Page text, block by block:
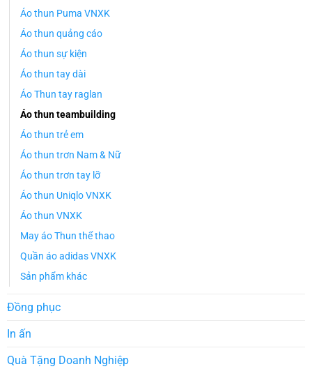
Áo thun Puma VNXK
Áo thun quảng cáo
Áo thun sự kiện
Áo thun tay dài
Áo Thun tay raglan
Áo thun teambuilding
Áo thun trẻ em
Áo thun trơn Nam & Nữ
Áo thun trơn tay lỡ
Áo thun Uniqlo VNXK
Áo thun VNXK
May áo Thun thể thao
Quần áo adidas VNXK
Sản phẩm khác
Đồng phục
In ấn
Quà Tặng Doanh Nghiệp